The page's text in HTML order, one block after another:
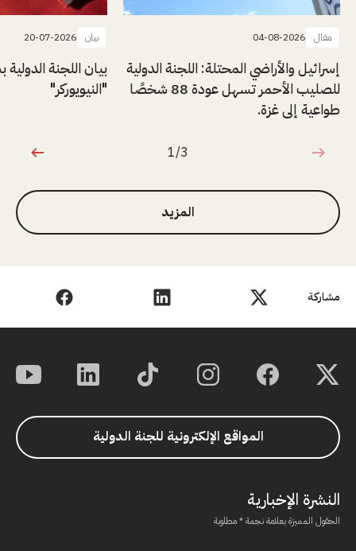
مشاركة
مقال 04-08-2026
إسرائيل والأراضي المحتلة: اللجنة الدولية
للصليب الأحمر تسهل عودة 88 شخصًا
طواعية إلى غزة.
بيان 20-07-2026
بيان اللجنة
"النيويوركر"
1 من 3
1/3
المزيد
المواقع الإلكترونية للجنة الدولية
النشرة الإخبارية
الحقول المميزة بعلامة نجمة * مطلوبة